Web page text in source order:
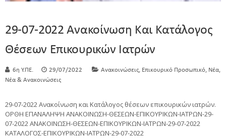
29-07-2022 Ανακοίνωση Και Κατάλογος
Θέσεων Επικουρικών Ιατρών
6η Υ.ΠΕ. 29/07/2022 Ανακοινώσεις, Επικουρικό Προσωπικό, Νέα,
Νέα & Ανακοινώσεις
29-07-2022 Ανακοίνωση και Κατάλογος θέσεων επικουρικών ιατρών.
ΟΡΘΗ ΕΠΑΝΑΛΗΨΗ ΑΝΑΚΟΙΝΩΣΗ-ΘΕΣΕΩΝ-ΕΠΙΚΟΥΡΙΚΩΝ-ΙΑΤΡΩΝ-29-
07-2022 ΑΝΑΚΟΙΝΩΣΗ-ΘΕΣΕΩΝ-ΕΠΙΚΟΥΡΙΚΩΝ-ΙΑΤΡΩΝ-29-07-2022
ΚΑΤΑΛΟΓΟΣ-ΕΠΙΚΟΥΡΙΚΩΝ-ΙΑΤΡΩΝ-29-07-2022